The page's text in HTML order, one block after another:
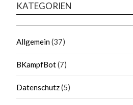
KATEGORIEN
Allgemein(37)
BKampfBot(7)
Datenschutz(5)